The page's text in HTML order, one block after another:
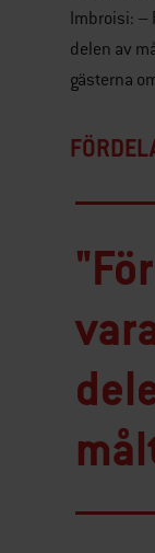
Imbroisi: –
delen av
gästerna